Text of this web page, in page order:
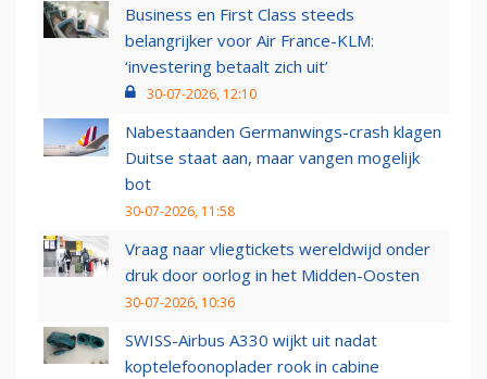
Business en First Class steeds
belangrijker voor Air France-KLM:
‘investering betaalt zich uit’
30-07-2026, 12:10
Nabestaanden Germanwings-crash klagen
Duitse staat aan, maar vangen mogelijk
bot
30-07-2026, 11:58
Vraag naar vliegtickets wereldwijd onder
druk door oorlog in het Midden-Oosten
30-07-2026, 10:36
SWISS-Airbus A330 wijkt uit nadat
koptelefoonoplader rook in cabine